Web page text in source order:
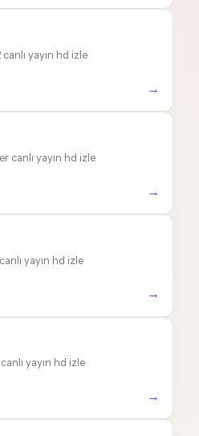
canlı yayın hd izle
→
canlı yayın hd izle
→
yayın hd izle
→
yayın hd izle
→